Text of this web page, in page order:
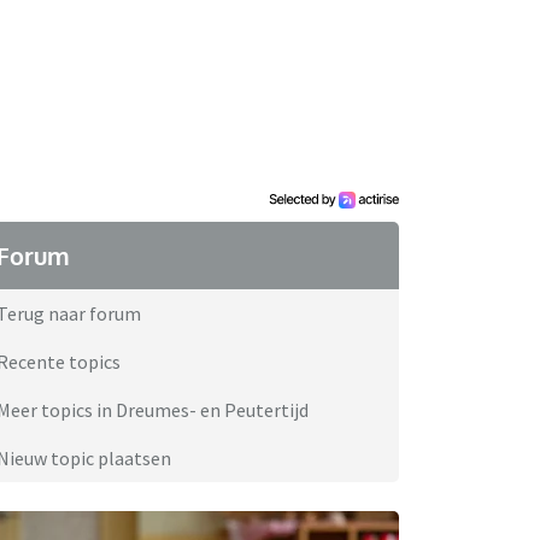
naar forum
topics
topics in Dreumes- en Peutertijd
topic plaatsen